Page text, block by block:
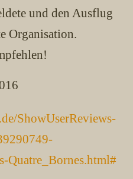
und den Ausflug
Organisation.
ShowUserReviews-
Quatre_Bornes.html#